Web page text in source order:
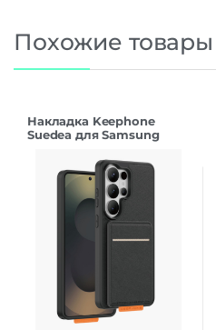
Похожие товары
Накладка Keephone
Suedea для Samsung